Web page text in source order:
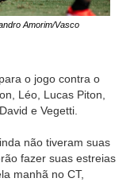
Amorim/Vasco
o jogo contra o
Léo, Lucas Piton,
e Vegetti.
não tiveram suas
fazer suas estreias
manhã no CT,